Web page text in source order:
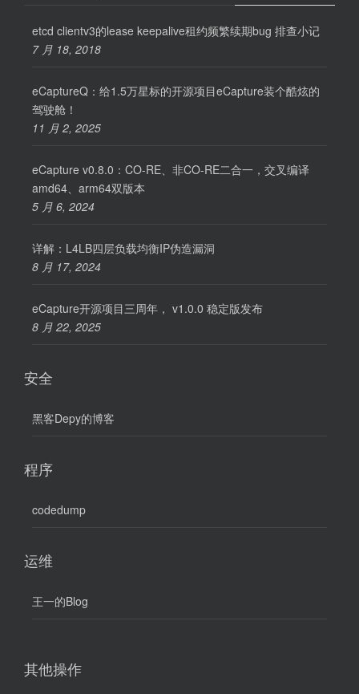
etcd clientv3的lease keepalive租约频繁续期bug 排查小记
7 月 18, 2018
eCaptureQ：给1.5万星标的开源项目eCapture装个酷炫的
驾驶舱！
11 月 2, 2025
eCapture v0.8.0：CO-RE、非CO-RE二合一，交叉编译
amd64、arm64双版本
5 月 6, 2024
详解：L4LB四层负载均衡IP伪造漏洞
8 月 17, 2024
eCapture开源项目三周年， v1.0.0 稳定版发布
8 月 22, 2025
安全
黑客Depy的博客
程序
codedump
运维
王一的Blog
其他操作